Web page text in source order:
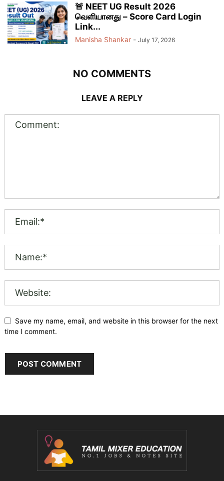
🚨 NEET UG Result 2026
வெளியானது – Score Card Login
Link...
Manisha Shankar - July 17, 2026
NO COMMENTS
LEAVE A REPLY
Save my name, email, and website in this browser for the next
time I comment.